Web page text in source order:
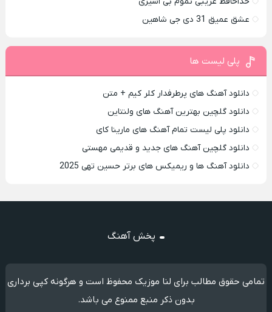
عشق عمیق 31 دی جی شاهین
پلی لیست ها
دانلود آهنگ های پرطرفدار کلر کیم + متن
دانلود گلچین بهترین آهنگ های ولنتاین
دانلود پلی لیست تمام آهنگ های مارینا کای
دانلود گلچین آهنگ های جدید و قدیمی مهستی
دانلود آهنگ ها و ریمیکس های برتر حسین تهی 2025
پخش آهنگ
تمامی حقوق مطالب برای لنا موزیک محفوظ است و هرگونه کپی برداری
بدون ذکر منبع ممنوع می باشد.